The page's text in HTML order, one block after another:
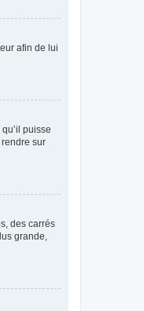
afin de lui
puisse
sur
des carrés
grande,